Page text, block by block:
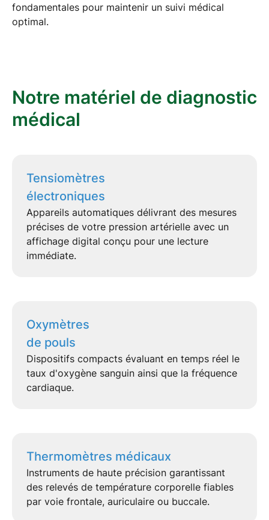
fondamentales pour maintenir un suivi médical
optimal.
Notre matériel de diagnostic
médical
Tensiomètres
électroniques
Appareils automatiques délivrant des mesures
précises de votre pression artérielle avec un
affichage digital conçu pour une lecture
immédiate.
Oxymètres
de pouls
Dispositifs compacts évaluant en temps réel le
taux d'oxygène sanguin ainsi que la fréquence
cardiaque.
Thermomètres médicaux
Instruments de haute précision garantissant
des relevés de température corporelle fiables
par voie frontale, auriculaire ou buccale.